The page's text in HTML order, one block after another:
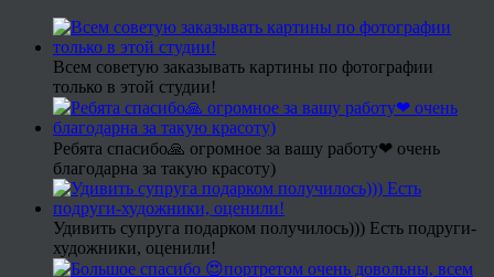
Всем советую заказывать картины по фотографии
только в этой студии!
Ребята спасибо🙏 огромное за вашу работу❤ очень
благодарна за такую красоту)
Удивить супруга подарком получилось))) Есть подруги-
художники, оценили!